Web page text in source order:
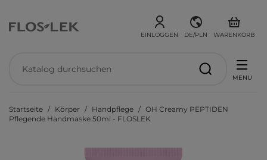
EINLOGGEN DE/PLN WARENKORB
MENU
Startseite Körper Handpflege
OH Creamy PEPTIDEN
Pflegende Handmaske 50ml - FLOSLEK